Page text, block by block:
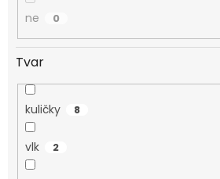
ne 0
Tvar
kuličky 8
vlk 2